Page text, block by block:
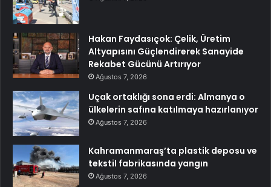
Hakan Faydasıçok: Çelik, Üretim
Altyapısını Güçlendirerek Sanayide
Rekabet Gücünü Artırıyor
Ağustos 7, 2026
Uçak ortaklığı sona erdi: Almanya o
ülkelerin safına katılmaya hazırlanıyor
Ağustos 7, 2026
Kahramanmaraş’ta plastik deposu ve
tekstil fabrikasında yangın
Ağustos 7, 2026